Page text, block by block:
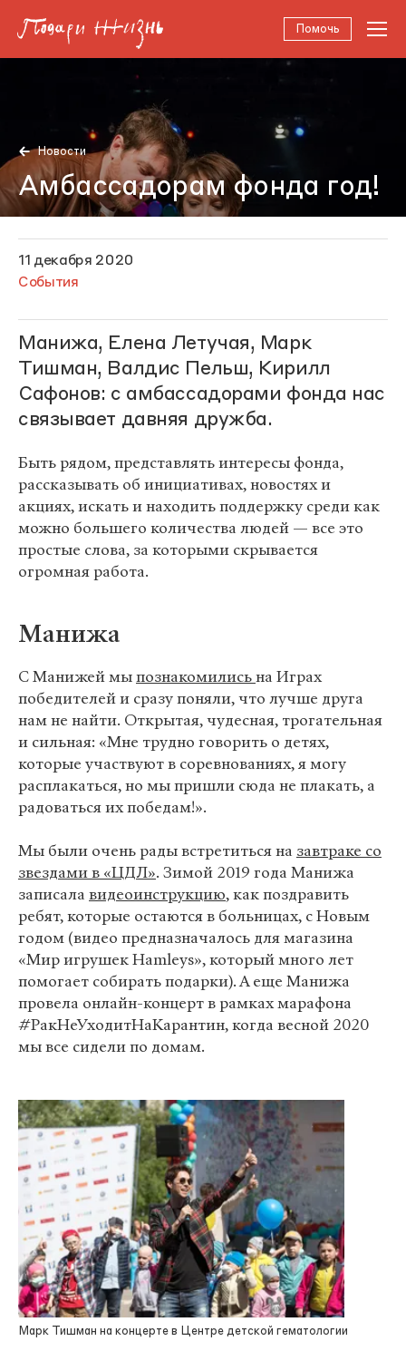
Помочь
Новости
Амбассадорам фонда год!
11 декабря 2020
События
Манижа, Елена Летучая, Марк
Тишман, Валдис Пельш, Кирилл
Сафонов: с амбассадорами фонда нас
связывает давняя дружба.
Быть рядом, представлять интересы фонда,
рассказывать об инициативах, новостях и
акциях, искать и находить поддержку среди как
можно большего количества людей — все это
простые слова, за которыми скрывается
огромная работа.
Манижа
С Манижей мыпознакомилисьна Играх
победителей и сразу поняли, что лучше друга
нам не найти. Открытая, чудесная, трогательная
и сильная: «Мне трудно говорить о детях,
которые участвуют в соревнованиях, я могу
расплакаться, но мы пришли сюда не плакать, а
радоваться их победам!».
Мы были очень рады встретиться на завтраке со
звездами в «ЦДЛ». Зимой 2019 года Манижа
записала видеоинструкцию, как поздравить
ребят, которые остаются в больницах, с Новым
годом (видео предназначалось для магазина
«Мир игрушек Hamleys», который много лет
помогает собирать подарки). А еще Манижа
провела онлайн-концерт в рамках марафона
#РакНеУходитНаКарантин, когда весной 2020
мы все сидели по домам.
Марк Тишман на концерте в Центре детской гематологии